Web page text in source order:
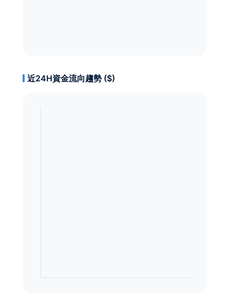
近24H資金流向趨勢 ($)